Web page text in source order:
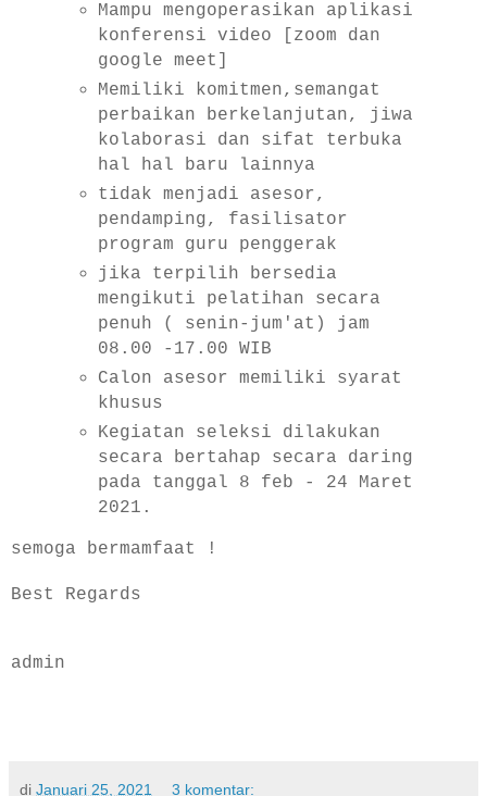
Mampu mengoperasikan aplikasi
konferensi video [zoom dan
google meet]
Memiliki komitmen,semangat
perbaikan berkelanjutan, jiwa
kolaborasi dan sifat terbuka
hal hal baru lainnya
tidak menjadi asesor,
pendamping, fasilisator
program guru penggerak
jika terpilih bersedia
mengikuti pelatihan secara
penuh ( senin-jum'at) jam
08.00 -17.00 WIB
Calon asesor memiliki syarat
khusus
Kegiatan seleksi dilakukan
secara bertahap secara daring
pada tanggal 8 feb - 24 Maret
2021.
semoga bermamfaat !
Best Regards
admin
di Januari 25, 2021 3 komentar: